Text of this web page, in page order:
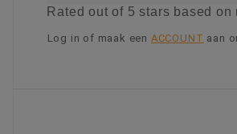
Ratedout of 5 stars based on
Log in of maak een ACCOUNT aan